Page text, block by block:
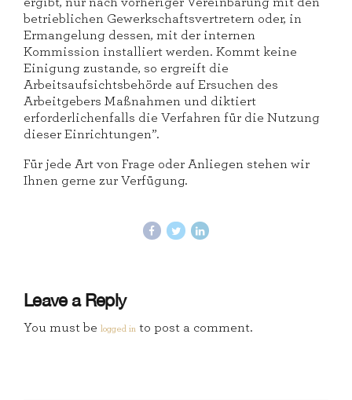
betrieblichen Gewerkschaftsvertretern oder, in
Ermangelung dessen, mit der internen
Kommission installiert werden. Kommt keine
Einigung zustande, so ergreift die
Arbeitsaufsichtsbehörde auf Ersuchen des
Arbeitgebers Maßnahmen und diktiert
erforderlichenfalls die Verfahren für die Nutzung
dieser Einrichtungen”.
Für jede Art von Frage oder Anliegen stehen wir
Ihnen gerne zur Verfügung.
Leave a Reply
You must be logged in to post a comment.